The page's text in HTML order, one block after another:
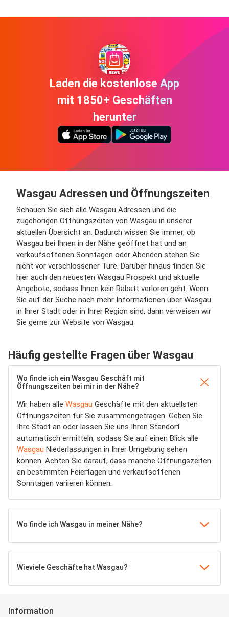
Laden die kostenlose App
mit 1850+ Geschäften
herunter
Wasgau Adressen und Öffnungszeiten
Schauen Sie sich alle Wasgau Adressen und die
zugehörigen Öffnungszeiten von Wasgau in unserer
aktuellen Übersicht an. Dadurch wissen Sie immer, ob
Wasgau bei Ihnen in der Nähe geöffnet hat und an
verkaufsoffenen Sonntagen oder Abenden stehen Sie
nicht vor verschlossener Türe. Darüber hinaus finden Sie
hier auch den neuesten Wasgau Prospekt und aktuelle
Angebote, sodass Ihnen kein Rabatt verloren geht. Wenn
Sie auf der Suche nach mehr Informationen über Wasgau
in Ihrer Stadt oder in Ihrer Region sind, dann verweisen wir
Sie gerne zur Website von Wasgau.
Häufig gestellte Fragen über Wasgau
Wo finde ich ein Wasgau Geschäft mit
Öffnungszeiten bei mir in der Nähe?
Wir haben alle Wasgau Geschäfte mit den aktuellsten
Öffnungszeiten für Sie zusammengetragen. Geben Sie
Ihre Stadt an oder lassen Sie uns Ihren Standort
automatisch ermitteln, sodass Sie auf einen Blick alle
Wasgau Niederlassungen in Ihrer Umgebung sehen
können. Achten Sie darauf, dass manche Öffnungszeiten
an bestimmten Feiertagen und verkaufsoffenen
Sonntagen variieren können.
Wo finde ich Wasgau in meiner Nähe?
Wieviele Geschäfte hat Wasgau?
Information